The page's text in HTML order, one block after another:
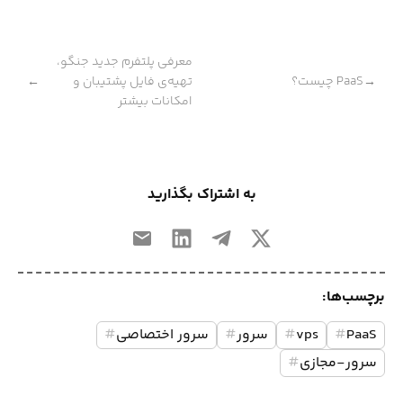
→PaaS چیست؟
معرفی پلتفرم جدید جنگو،
تهیه‌ی فایل پشتیبان و
امکانات بیشتر
←
به اشتراک بگذارید
برچسب‌ها:
PaaS
#
vps
# سرور# سرور اختصاصی#
سرور-مجازی#